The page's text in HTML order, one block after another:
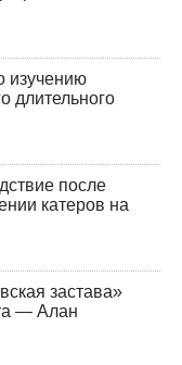
изучению
длительного
после
катеров на
застава»
— Алан